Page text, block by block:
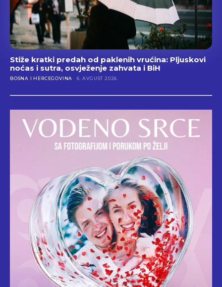
Stiže kratki predah od paklenih vrućina: Pljuskovi
noćas i sutra, osvježenje zahvata i BiH
BOSNA I HERCEGOVINA 6. AVGUST 2026.